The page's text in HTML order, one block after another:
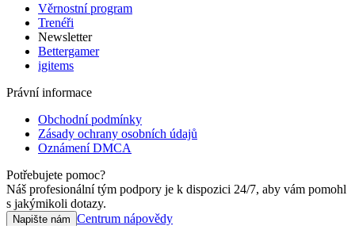
Věrnostní program
Trenéři
Newsletter
Bettergamer
igitems
Právní informace
Obchodní podmínky
Zásady ochrany osobních údajů
Oznámení DMCA
Potřebujete pomoc?
Náš profesionální tým podpory je k dispozici 24/7, aby vám pomohl
s jakýmikoli dotazy.
Napište nám Centrum nápovědy